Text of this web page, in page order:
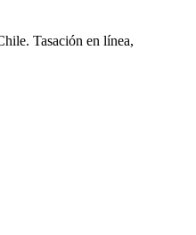
Tasación en línea,